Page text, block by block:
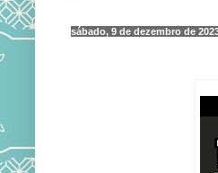
sábado, 9 de dezembro de